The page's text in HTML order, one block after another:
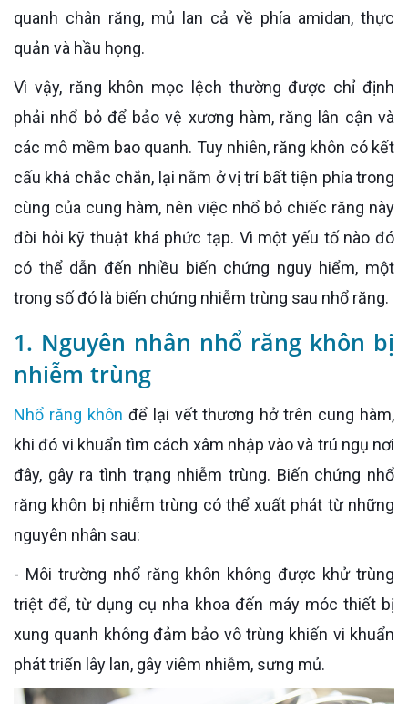
quanh chân răng, mủ lan cả về phía amidan, thực
quản và hầu họng.
Vì vậy, răng khôn mọc lệch thường được chỉ định
phải nhổ bỏ để bảo vệ xương hàm, răng lân cận và
các mô mềm bao quanh. Tuy nhiên, răng khôn có kết
cấu khá chắc chắn, lại nằm ở vị trí bất tiện phía trong
cùng của cung hàm, nên việc nhổ bỏ chiếc răng này
đòi hỏi kỹ thuật khá phức tạp. Vì một yếu tố nào đó
có thể dẫn đến nhiều biến chứng nguy hiểm, một
trong số đó là biến chứng nhiễm trùng sau nhổ răng.
1. Nguyên nhân nhổ răng khôn bị
nhiễm trùng
Nhổ răng khôn để lại vết thương hở trên cung hàm,
khi đó vi khuẩn tìm cách xâm nhập vào và trú ngụ nơi
đây, gây ra tình trạng nhiễm trùng. Biến chứng nhổ
răng khôn bị nhiễm trùng có thể xuất phát từ những
nguyên nhân sau:
- Môi trường nhổ răng khôn không được khử trùng
triệt để, từ dụng cụ nha khoa đến máy móc thiết bị
xung quanh không đảm bảo vô trùng khiến vi khuẩn
phát triển lây lan, gây viêm nhiễm, sưng mủ.